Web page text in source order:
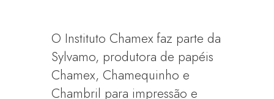
O Instituto Chamex faz parte da
Sylvamo, produtora de papéis
Chamex, Chamequinho e
Chambril para impressão e